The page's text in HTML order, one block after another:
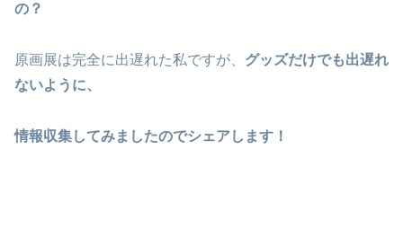
の？
原画展は完全に出遅れた私ですが、 グッズだけでも出遅れ
ないように、
情報収集してみましたのでシェアします！